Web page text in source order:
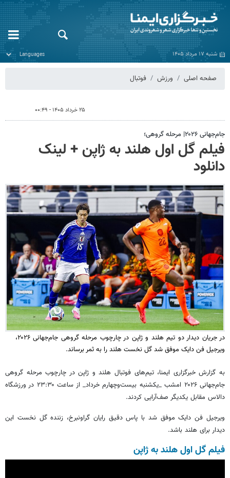
شنبه ۱۷ مرداد ۱۴۰۵
صفحه اصلی ورزش فوتبال
۲۵ خرداد ۱۴۰۵ - ۰۰:۴۹
جام‌جهانی ۲۰۲۶| مرحله گروهی؛
فیلم گل اول هلند به ژاپن + لینک
دانلود
در جریان دیدار دو تیم هلند و ژاپن در چارچوب مرحله گروهی جام‌جهانی ۲۰۲۶،
ویرجیل فن دایک موفق شد گل نخست هلند را به ثمر برساند.
به گزارش خبرگزاری ایمنا، تیم‌های فوتبال هلند و ژاپن در چارچوب مرحله گروهی
جام‌جهانی ۲۰۲۶ امشب _یکشنبه بیست‌وچهارم خرداد_ از ساعت ۲۳:۳۰ در ورزشگاه
دالاس مقابل یکدیگر صف‌آرایی کردند.
ویرجیل فن دایک موفق شد با پاس دقیق رایان گراونبرخ، زننده گل نخست این
دیدار برای هلند باشد.
فیلم گل اول هلند به ژاپن